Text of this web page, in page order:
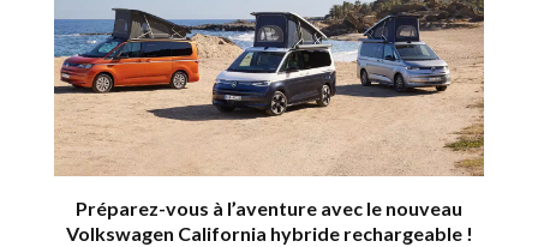
Préparez-vous à l’aventure avec le nouveau
Volkswagen California hybride rechargeable !